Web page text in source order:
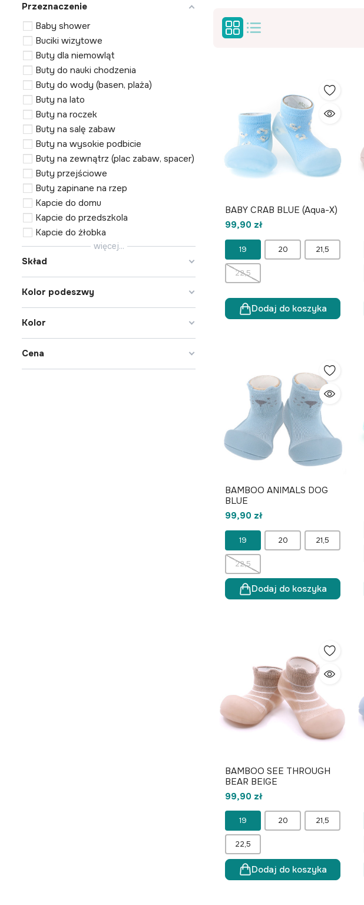
BABY CRAB BLUE (Aqua-X)
99,90 zł
19 20 21,5
22,5
Dodaj do koszyka
BAMBOO ANIMALS DOG
BLUE
99,90 zł
19 20 21,5
22,5
Dodaj do koszyka
BAMBOO SEE THROUGH
BEAR BEIGE
99,90 zł
19 20 21,5
22,5
Dodaj do koszyka
Przeznaczenie
Baby shower
Buciki wizytowe
Buty dla niemowląt
Buty do nauki chodzenia
Buty do wody (basen, plaża)
Buty na lato
Buty na roczek
Buty na salę zabaw
Buty na wysokie podbicie
Buty na zewnątrz (plac zabaw, spacer)
Buty przejściowe
Buty zapinane na rzep
Kapcie do domu
Kapcie do przedszkola
Kapcie do żłobka
więcej...
Skład
Kolor podeszwy
Kolor
Cena